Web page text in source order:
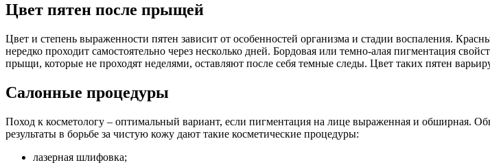
Цвет пятен после прыщей
Цвет и степень выраженности пятен зависит от особенностей организма и стадии воспаления.
нередко проходит самостоятельно через несколько дней. Бордовая или темно-алая пигментация
прыщи, которые не проходят неделями, оставляют после себя темные следы. Цвет таких пятен
Салонные процедуры
Поход к косметологу – оптимальный вариант, если пигментация на лице выраженная и обширная.
результаты в борьбе за чистую кожу дают такие косметические процедуры:
лазерная шлифовка;